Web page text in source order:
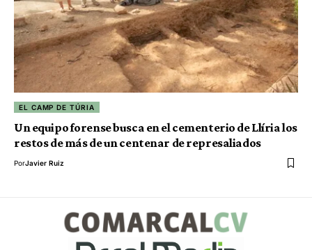
EL CAMP DE TÚRIA
Un equipo forense busca en el cementerio de Llíria los
restos de más de un centenar de represaliados
PorJavier Ruiz